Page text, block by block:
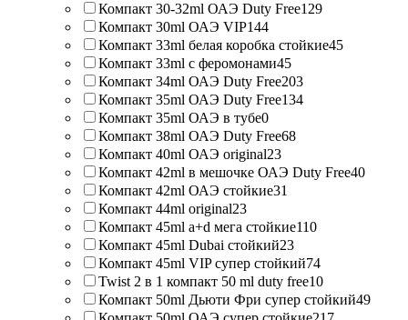
Компакт 30-32ml ОАЭ Duty Free129
Компакт 30ml ОАЭ VIP144
Компакт 33ml белая коробка стойкие45
Компакт 33ml с феромонами45
Компакт 34ml ОАЭ Duty Free203
Компакт 35ml ОАЭ Duty Free134
Компакт 35ml ОАЭ в тубе0
Компакт 38ml ОАЭ Duty Free68
Компакт 40ml ОАЭ original23
Компакт 42ml в мешочке ОАЭ Duty Free40
Компакт 42ml ОАЭ стойкие31
Компакт 44ml original23
Компакт 45ml a+d мега стойкие110
Компакт 45ml Dubai стойкий23
Компакт 45ml VIP супер стойкий74
Twist 2 в 1 компакт 50 ml duty free10
Компакт 50ml Дьюти Фри супер стойкий49